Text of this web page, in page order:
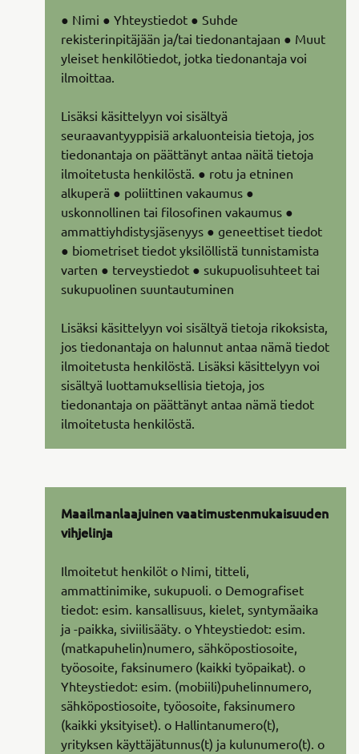
● Nimi ● Yhteystiedot ● Suhde
rekisterinpitäjään ja/tai tiedonantajaan ● Muut
yleiset henkilötiedot, jotka tiedonantaja voi
ilmoittaa.
Lisäksi käsittelyyn voi sisältyä
seuraavantyyppisiä arkaluonteisia tietoja, jos
tiedonantaja on päättänyt antaa näitä tietoja
ilmoitetusta henkilöstä. ● rotu ja etninen
alkuperä ● poliittinen vakaumus ●
uskonnollinen tai filosofinen vakaumus ●
ammattiyhdistysjäsenyys ● geneettiset tiedot
● biometriset tiedot yksilöllistä tunnistamista
varten ● terveystiedot ● sukupuolisuhteet tai
sukupuolinen suuntautuminen
Lisäksi käsittelyyn voi sisältyä tietoja rikoksista,
jos tiedonantaja on halunnut antaa nämä tiedot
ilmoitetusta henkilöstä. Lisäksi käsittelyyn voi
sisältyä luottamuksellisia tietoja, jos
tiedonantaja on päättänyt antaa nämä tiedot
ilmoitetusta henkilöstä.
Maailmanlaajuinen vaatimustenmukaisuuden
vihjelinja
Ilmoitetut henkilöt o Nimi, titteli,
ammattinimike, sukupuoli. o Demografiset
tiedot: esim. kansallisuus, kielet, syntymäaika
ja -paikka, siviilisääty. o Yhteystiedot: esim.
(matkapuhelin)numero, sähköpostiosoite,
työosoite, faksinumero (kaikki työpaikat). o
Yhteystiedot: esim. (mobiili)puhelinnumero,
sähköpostiosoite, työosoite, faksinumero
(kaikki yksityiset). o Hallintanumero(t),
yrityksen käyttäjätunnus(t) ja kulunumero(t). o